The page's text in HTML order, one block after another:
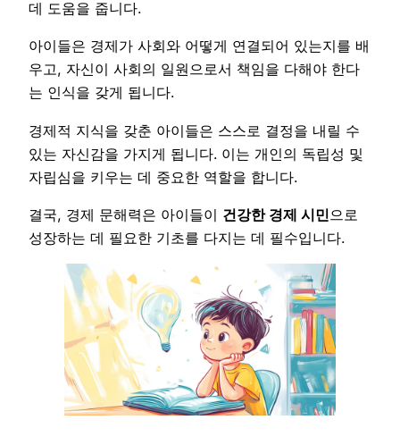
데 도움을 줍니다.
아이들은 경제가 사회와 어떻게 연결되어 있는지를 배
우고, 자신이 사회의 일원으로서 책임을 다해야 한다
는 인식을 갖게 됩니다.
경제적 지식을 갖춘 아이들은 스스로 결정을 내릴 수
있는 자신감을 가지게 됩니다. 이는 개인의 독립성 및
자립심을 키우는 데 중요한 역할을 합니다.
결국, 경제 문해력은 아이들이 건강한 경제 시민으로
성장하는 데 필요한 기초를 다지는 데 필수입니다.